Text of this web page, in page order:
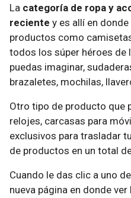
La categoría de ropa y
reciente y es allí en
productos como
todos los súper héroes de
puedas imaginar,
brazaletes, mochilas,
Otro tipo de producto que
relojes, carcasas para
exclusivos para trasladar
de productos en un total
Cuando le das clic a uno
nueva página en donde